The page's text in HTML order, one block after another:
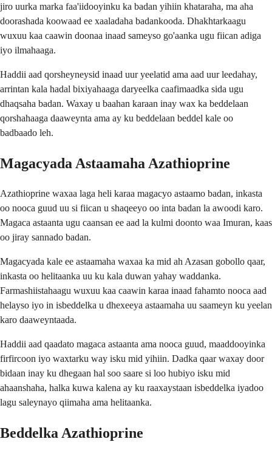
jiro uurka marka faa'iidooyinku ka badan yihiin khataraha, ma aha
doorashada koowaad ee xaaladaha badankooda. Dhakhtarkaagu
wuxuu kaa caawin doonaa inaad sameyso go'aanka ugu fiican adiga
iyo ilmahaaga.
Haddii aad qorsheyneysid inaad uur yeelatid ama aad uur leedahay,
arrintan kala hadal bixiyahaaga daryeelka caafimaadka sida ugu
dhaqsaha badan. Waxay u baahan karaan inay wax ka beddelaan
qorshahaaga daaweynta ama ay ku beddelaan beddel kale oo
badbaado leh.
Magacyada Astaamaha Azathioprine
Azathioprine waxaa laga heli karaa magacyo astaamo badan, inkasta
oo nooca guud uu si fiican u shaqeeyo oo inta badan la awoodi karo.
Magaca astaanta ugu caansan ee aad la kulmi doonto waa Imuran, kaas
oo jiray sannado badan.
Magacyada kale ee astaamaha waxaa ka mid ah Azasan gobollo qaar,
inkasta oo helitaanka uu ku kala duwan yahay waddanka.
Farmashiistahaagu wuxuu kaa caawin karaa inaad fahamto nooca aad
helayso iyo in isbeddelka u dhexeeya astaamaha uu saameyn ku yeelan
karo daaweyntaada.
Haddii aad qaadato magaca astaanta ama nooca guud, maaddooyinka
firfircoon iyo waxtarku way isku mid yihiin. Dadka qaar waxay door
bidaan inay ku dhegaan hal soo saare si loo hubiyo isku mid
ahaanshaha, halka kuwa kalena ay ku raaxaystaan isbeddelka iyadoo
lagu saleynayo qiimaha ama helitaanka.
Beddelka Azathioprine